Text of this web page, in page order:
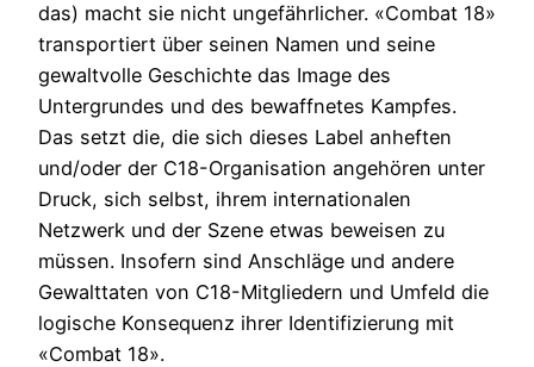
das) macht sie nicht ungefährlicher. «Combat 18»
transportiert über seinen Namen und seine
gewaltvolle Geschichte das Image des
Untergrundes und des bewaffnetes Kampfes.
Das setzt die, die sich dieses Label anheften
und/oder der C18-Organisation angehören unter
Druck, sich selbst, ihrem internationalen
Netzwerk und der Szene etwas beweisen zu
müssen. Insofern sind Anschläge und andere
Gewalttaten von C18-Mitgliedern und Umfeld die
logische Konsequenz ihrer Identifizierung mit
«Combat 18».